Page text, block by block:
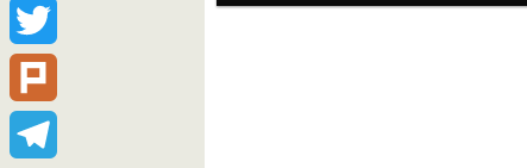
Line
Twitter
Plurk